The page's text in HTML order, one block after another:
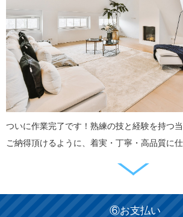
ついに作業完了です！熟練の技と経験を持つ
ご納得頂けるように、着実・丁寧・高品質に仕
⑥お支払い